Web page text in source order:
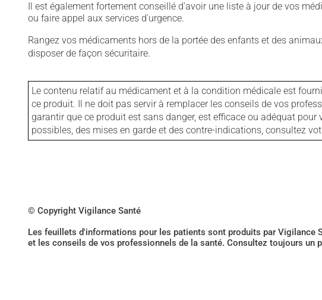
Il est également fortement conseillé d'avoir une liste à jour de vos
ou faire appel aux services d'urgence.
Rangez vos médicaments hors de la portée des enfants et des
disposer de façon sécuritaire.
Le contenu relatif au médicament et à la condition médicale est
ce produit. Il ne doit pas servir à remplacer les conseils de vos
garantir que ce produit est sans danger, est efficace ou adéquat
possibles, des mises en garde et des contre-indications, consultez
© Copyright Vigilance Santé
Les feuillets d'informations pour les patients sont produits par Vigilance
et les conseils de vos professionnels de la santé. Consultez toujours un